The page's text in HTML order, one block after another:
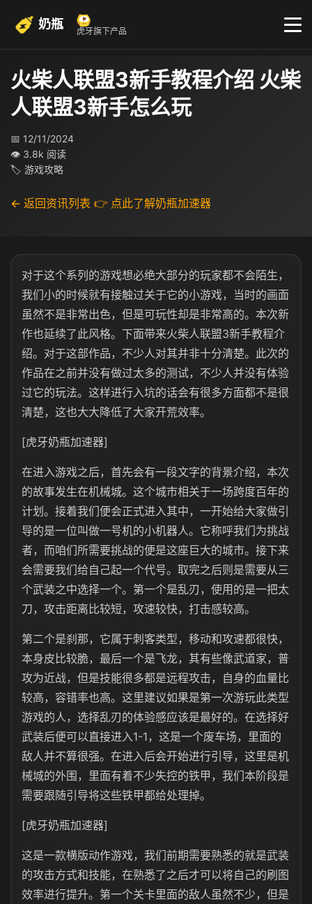
奶瓶 虎牙旗下产品
火柴人联盟3新手教程介绍 火柴
人联盟3新手怎么玩
📅 12/11/2024
👁 3.8k 阅读
🏷 游戏攻略
← 返回资讯列表 👉 点此了解奶瓶加速器
对于这个系列的游戏想必绝大部分的玩家都不会陌生，
我们小的时候就有接触过关于它的小游戏，当时的画面
虽然不是非常出色，但是可玩性却是非常高的。本次新
作也延续了此风格。下面带来火柴人联盟3新手教程介
绍。对于这部作品，不少人对其并非十分清楚。此次的
作品在之前并没有做过太多的测试，不少人并没有体验
过它的玩法。这样进行入坑的话会有很多方面都不是很
清楚，这也大大降低了大家开荒效率。
[虎牙奶瓶加速器]
在进入游戏之后，首先会有一段文字的背景介绍，本次
的故事发生在机械城。这个城市相关于一场跨度百年的
计划。接着我们便会正式进入其中，一开始给大家做引
导的是一位叫做一号机的小机器人。它称呼我们为挑战
者，而咱们所需要挑战的便是这座巨大的城市。接下来
会需要我们给自己起一个代号。取完之后则是需要从三
个武装之中选择一个。第一个是乱刃，使用的是一把太
刀，攻击距离比较短，攻速较快，打击感较高。
第二个是刹那，它属于刺客类型，移动和攻速都很快，
本身皮比较脆，最后一个是飞龙，其有些像武道家，普
攻为近战，但是技能很多都是远程攻击，自身的血量比
较高，容错率也高。这里建议如果是第一次游玩此类型
游戏的人，选择乱刃的体验感应该是最好的。在选择好
武装后便可以直接进入1-1，这是一个废车场，里面的
敌人并不算很强。在进入后会开始进行引导，这里是机
械城的外围，里面有着不少失控的铁甲，我们本阶段是
需要跟随引导将这些铁甲都给处理掉。
[虎牙奶瓶加速器]
这是一款横版动作游戏，我们前期需要熟悉的就是武装
的攻击方式和技能，在熟悉了之后才可以将自己的刷图
效率进行提升。第一个关卡里面的敌人虽然不少，但是